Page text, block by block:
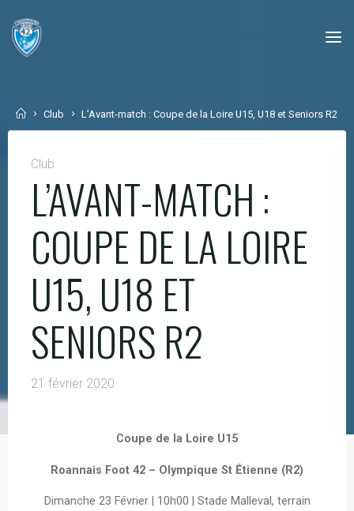
content
Home
Club L’Avant-match : Coupe de la Loire U15, U18 et Seniors R2
Club
L’AVANT-MATCH :
COUPE DE LA LOIRE
U15, U18 ET
SENIORS R2
21 février 2020
Coupe de la Loire U15
Roannais Foot 42 – Olympique St Étienne (R2)
Dimanche 23 Février | 10h00 | Stade Malleval, terrain